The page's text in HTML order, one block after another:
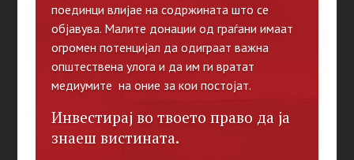
поединци влијае на содржината што се
објавува. Малите донации од граѓани имаат
огромен потенцијал да одиграат важна
општествена улога и да им ги вратат
медиумите на оние за кои постојат.
Инвестирај во твоето право да ја
знаеш вистината.